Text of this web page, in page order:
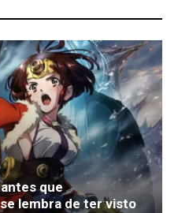
que
lembra de ter visto